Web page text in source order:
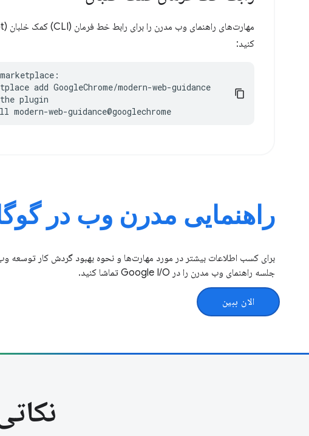
کنید:
add GoogleChrome/modern-web-guidance
plugin
web-guidance@googlechrome
راهنمایی مدرن وب در
برای کسب اطلاعات بیشتر در مورد مهارت‌ها و نحوه بهبود گردش کار
جلسه راهنمای وب مدرن را در Google I / O تماشا کنید.
الان ببین